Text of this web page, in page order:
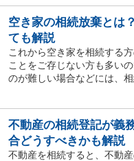
空き家の相続放棄とは
ても解説
これから空き家を相続する
ことをご存じない方も多い
のが難しい場合などには、
不動産の相続登記が義
合どうすべきかも解説
不動産を相続すると、不動